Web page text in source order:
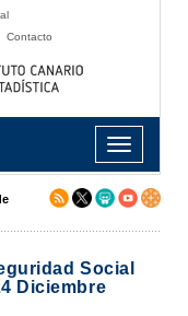
Contacto
Toggle
navigation
Social
Diciembre